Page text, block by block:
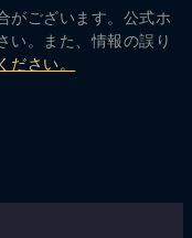
がございます。公式ホ
い。また、情報の誤り
ださい。